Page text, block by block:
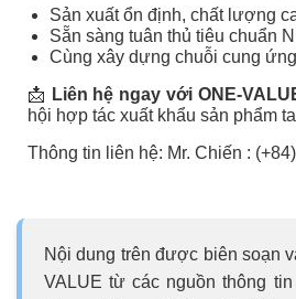
Sản xuất ổn định, chất lượng
Sẵn sàng tuân thủ tiêu chuẩn
Cùng xây dựng chuỗi cung
📩 Liên hệ ngay với ONE-
hội hợp tác xuất khẩu sản phẩm
Thông tin liên hệ: Mr. Chiến :
Nội dung trên được biên soạn
VALUE từ các nguồn thông